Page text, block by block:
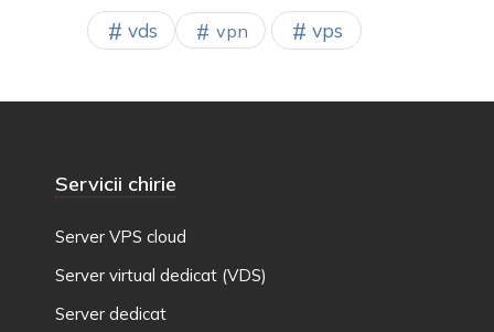
vds vpn vps
Servicii chirie
Server VPS cloud
Server virtual dedicat (VDS)
Server dedicat